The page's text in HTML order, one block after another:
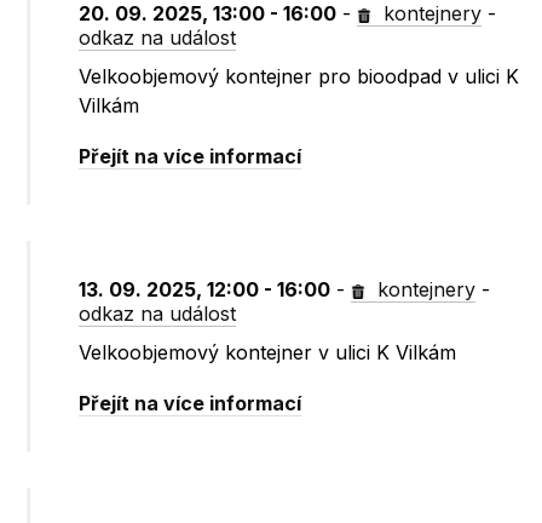
20. 09. 2025, 13:00 - 16:00 - kontejnery -
odkaz na událost
Velkoobjemový kontejner pro bioodpad v ulici K
Vilkám
Přejít na více informací
13. 09. 2025, 12:00 - 16:00 - kontejnery -
odkaz na událost
Velkoobjemový kontejner v ulici K Vilkám
Přejít na více informací